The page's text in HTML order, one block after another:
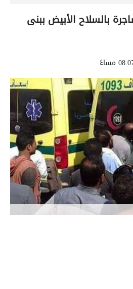
بالسلاح الأبيض ببنى